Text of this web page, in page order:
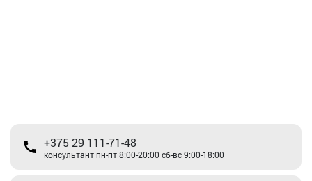
+375 29 111-71-48
консультант пн-пт 8:00-20:00 сб-вс 9:00-18:00